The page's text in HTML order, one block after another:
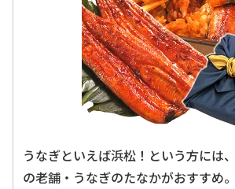
うなぎといえば浜松！という方には
の老舗・うなぎのたなかがおすすめ